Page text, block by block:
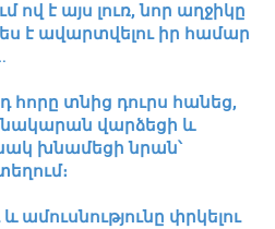
ով է այս լուռ, նոր աղջիկը
է ավարտվելու իր համար
հորը տնից դուրս հանեց,
վարձեցի և
խնամեցի նրան՝
ամուսնությունը փրկելու